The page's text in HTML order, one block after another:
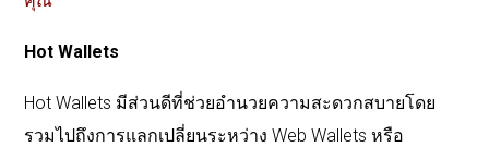
Hot Wallets
Hot Wallets มีส่วนดีที่ช่วยอำนวยความสะดวกสบายโดย
รวมไปถึงการแลกเปลี่ยนระหว่าง Web Wallets หรือ